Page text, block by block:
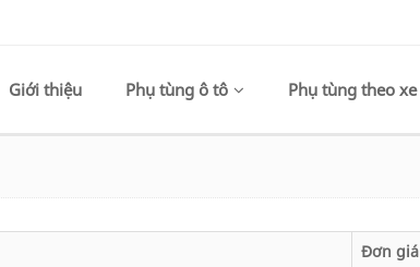
Giới thiệu Phụ tùng ô tô Phụ tùng theo xe
Đơn giá